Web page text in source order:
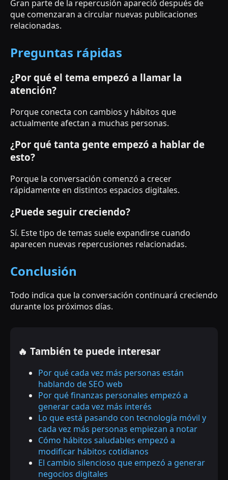
Gran parte de la repercusión apareció después de
que comenzaran a circular nuevas publicaciones
relacionadas.
Preguntas rápidas
¿Por qué el tema empezó a llamar la
atención?
Porque conecta con cambios y hábitos que
actualmente afectan a muchas personas.
¿Por qué tanta gente empezó a hablar de
esto?
Porque la conversación comenzó a crecer
rápidamente en distintos espacios digitales.
¿Puede seguir creciendo?
Sí. Este tipo de temas suele expandirse cuando
aparecen nuevas repercusiones relacionadas.
Conclusión
Todo indica que la conversación continuará creciendo
durante los próximos días.
🔥 También te puede interesar
Por qué cada vez más personas están
hablando de SEO web
Por qué finanzas personales empezó a
generar cada vez más interés
Lo que está pasando con tecnología móvil y
cada vez más personas empiezan a notar
Cómo hábitos saludables empezó a
modificar hábitos cotidianos
El cambio silencioso que empezó a generar
negocios digitales